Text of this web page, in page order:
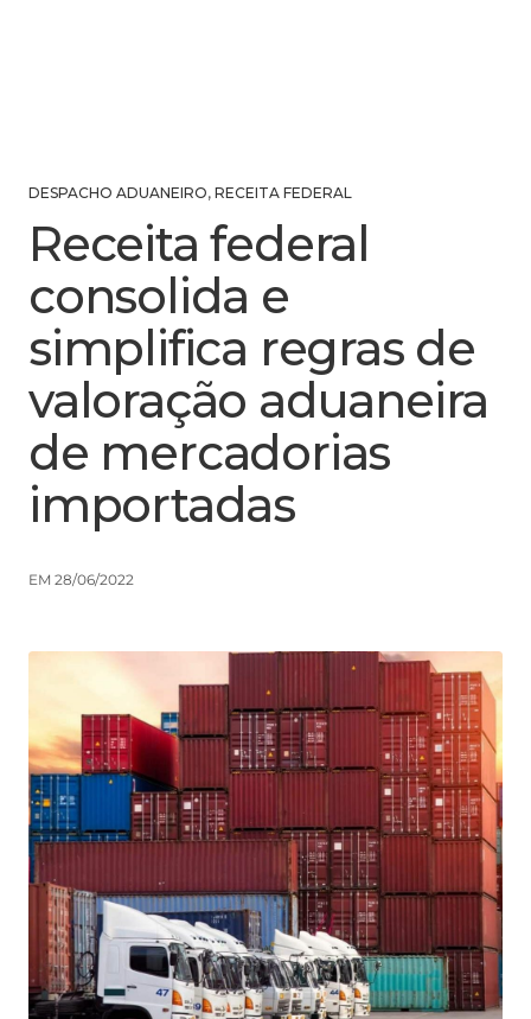
DESPACHO ADUANEIRO, RECEITA FEDERAL
Receita federal
consolida e
simplifica regras de
valoração aduaneira
de mercadorias
importadas
EM 28/06/2022